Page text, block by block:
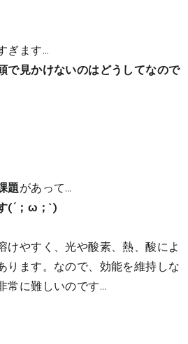
ぎます…
で見かけないのはどうしてなので
題があって…
(´；ω；`)
けやすく、光や酸素、熱、酸によ
ります。なので、効能を維持しな
常に難しいのです…